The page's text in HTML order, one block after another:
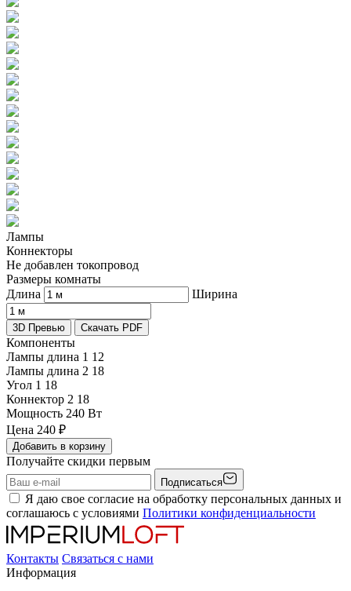
Лампы
Коннекторы
Не добавлен токопровод
Размеры комнаты
Длина
Ширина
3D Превью Скачать PDF
Компоненты
Лампы длина 1 12
Лампы длина 2 18
Угол 1 18
Коннектор 2 18
Мощность 240 Вт
Цена 240 ₽
Добавить в корзину
Получайте скидки первым
Подписаться
Я даю свое согласие на обработку персональных данных и
соглашаюсь с условиями Политики конфиденциальности
Контакты Связаться с нами
Информация